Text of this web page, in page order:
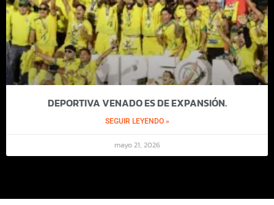
DEPORTIVA VENADO ES DE EXPANSIÓN.
SEGUIR LEYENDO »
mayo 21, 2026